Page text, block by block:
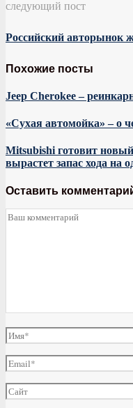
следующий пост
Российский авторынок
Похожие посты
Jeep Cherokee –
«Сухая автомойка» – о
Mitsubishi готовит
вырастет запас хода на
Оставить